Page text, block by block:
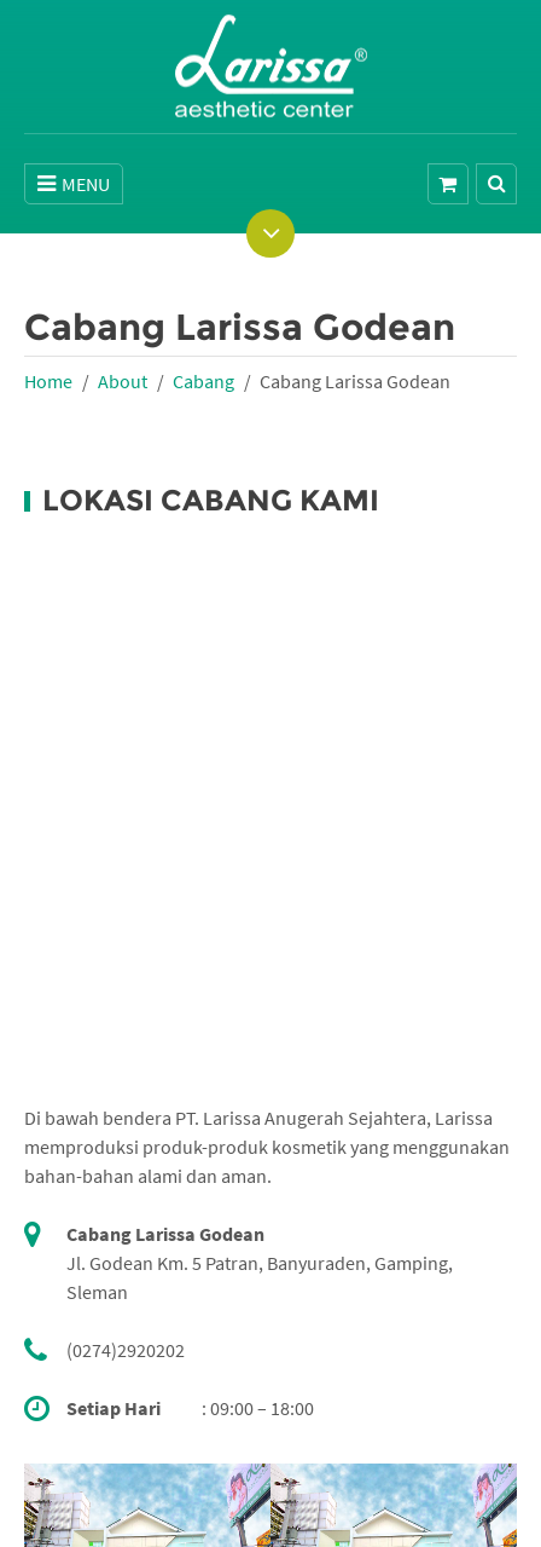
MENU
Cabang Larissa Godean
Home About Cabang Cabang Larissa Godean
LOKASI CABANG KAMI
Di bawah bendera PT. Larissa Anugerah Sejahtera, Larissa
memproduksi produk-produk kosmetik yang menggunakan
bahan-bahan alami dan aman.
Cabang Larissa Godean
Jl. Godean Km. 5 Patran, Banyuraden, Gamping,
Sleman
(0274)2920202
Setiap Hari : 09:00 – 18:00